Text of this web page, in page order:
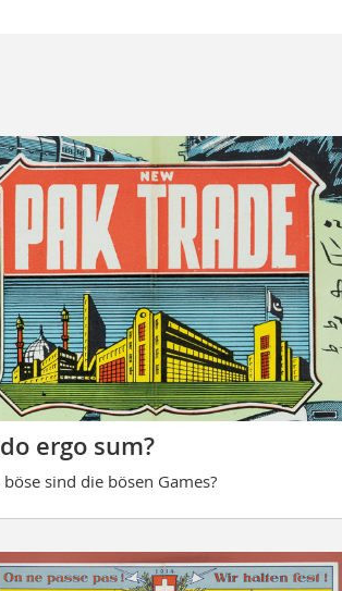
ergo sum?
böse sind die bösen Games?